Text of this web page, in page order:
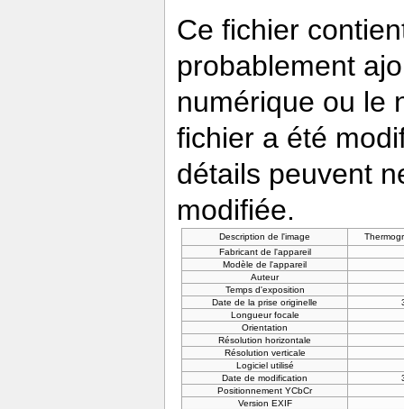
Ce fichier
probablement
numérique ou le
fichier a été
détails peuvent
modifiée.
Description de l'image
Fabricant de l'appareil
Modèle de l'appareil
Auteur
Temps d'exposition
Date de la prise originelle
Longueur focale
Orientation
Résolution horizontale
Résolution verticale
Logiciel utilisé
Date de modification
Positionnement YCbCr
Version EXIF